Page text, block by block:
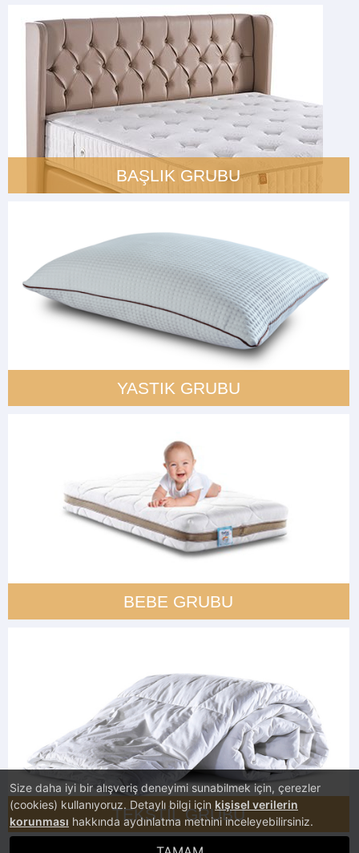
Size daha iyi bir alışveriş deneyimi sunabilmek için, çerezler
(cookies) kullanıyoruz. Detaylı bilgi için kişisel verilerin
korunması hakkında aydınlatma metnini inceleyebilirsiniz.
BAŞLIK GRUBU
YASTIK GRUBU
BEBE GRUBU
TEKSTIL GRUBU